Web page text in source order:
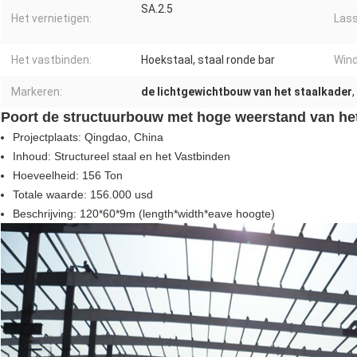
Het vernietigen:
SA.2.5
Het vastbinden: Hoekstaal, staal ronde bar
Markeren: de lichtgewichtbouw van het staalkader,
Poort de structuurbouw met hoge weerstand van
Projectplaats: Qingdao, China
Inhoud: Structureel staal en het Vastbinden
Hoeveelheid: 156 Ton
Totale waarde: 156.000 usd
Beschrijving: 120*60*9m (length*width*eave hoogte)